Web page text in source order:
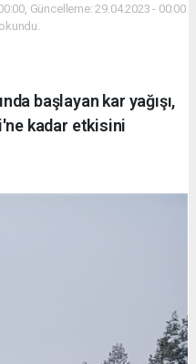
Güncelleme: 29.04.2023 - 00:00
başlayan kar yağışı,
kadar etkisini